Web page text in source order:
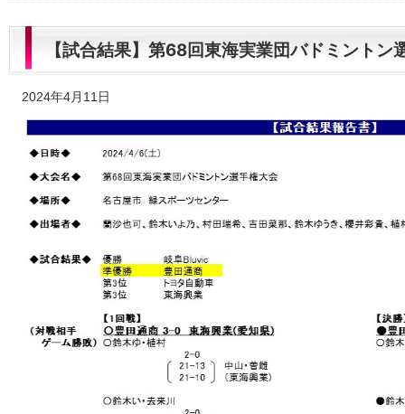
【試合結果】第68回東海実業団バドミントン
2024年4月11日